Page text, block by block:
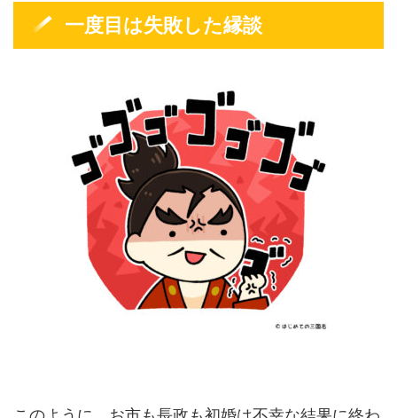
一度目は失敗した縁談